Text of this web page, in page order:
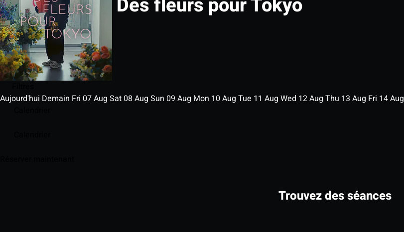
Aujourd'hui Demain Fri 07Aug Sat 08 Aug Sun 09 Aug Mon 10 Aug Tue 11 Aug Wed 12Aug Thu 13 Aug Fri 14Aug
Trouvez des séances